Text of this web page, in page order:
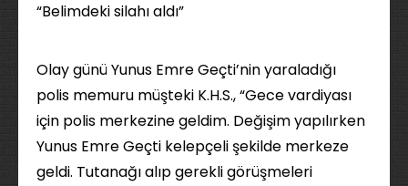
“Belimdeki silahı aldı”
Olay günü Yunus Emre Geçti’nin yaraladığı
polis memuru müşteki K.H.S., “Gece vardiyası
için polis merkezine geldim. Değişim yapılırken
Yunus Emre Geçti kelepçeli şekilde merkeze
geldi. Tutanağı alıp gerekli görüşmeleri